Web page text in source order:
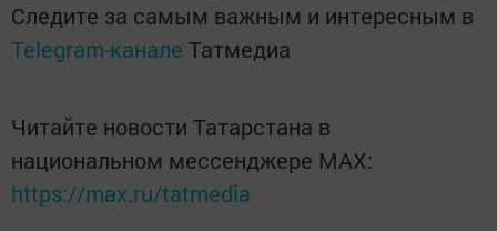
Следите за самым важным и интересным в
Telegram-канале Татмедиа
Читайте новости Татарстана в
национальном мессенджере MАХ:
https://max.ru/tatmedia